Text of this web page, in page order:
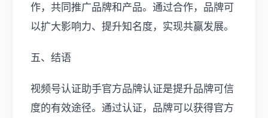
作，共同推广品牌和产品。通过合作，品牌可
以扩大影响力、提升知名度，实现共赢发展。
五、结语
视频号认证助手官方品牌认证是提升品牌可信
度的有效途径。通过认证，品牌可以获得官方